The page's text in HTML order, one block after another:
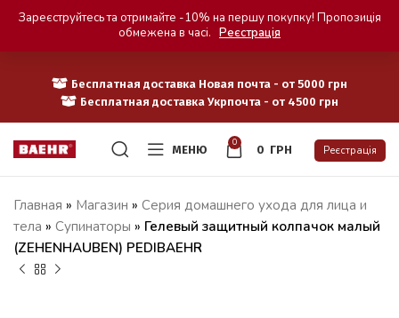
Бесплатная доставка Новая почта - от 5000 грн
Бесплатная доставка Укрпочта - от 4500 грн
МЕНЮ
0
0 ГРН Реєстрація
Главная » Магазин » Серия домашнего ухода для лица и
тела » Супинаторы » Гелевый защитный колпачок малый
(ZEHENHAUBEN) PEDIBAEHR
Зареєструйтесь та отримайте -10% на першу покупку! Пропозиція
обмежена в часі. Реєстрація